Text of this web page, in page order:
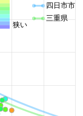
四日市市
三重県
狭い